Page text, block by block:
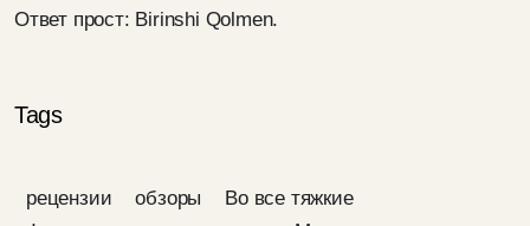
Ответ прост: Birinshi Qolmen.
Tags
рецензии обзоры
Во все тяжкие